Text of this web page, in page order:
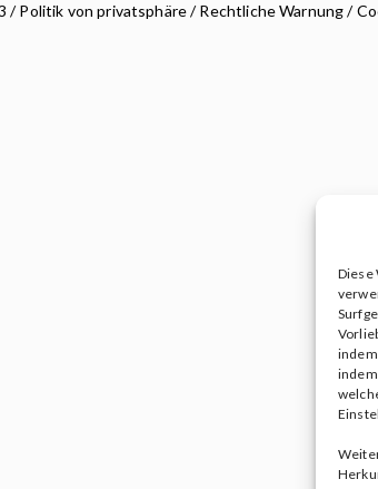
Diese
/Politik von privatsphäre/Rechtliche Warnung/